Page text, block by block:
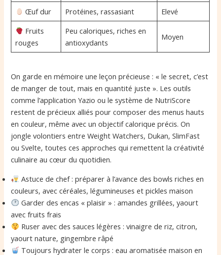
Œuf dur Protéines, rassasiant
Elevé
Fruits
rouges
Peu caloriques, riches en
antioxydants
Moyen
On garde en mémoire une leçon précieuse : « le secret, c’est
de manger de tout, mais en quantité juste ». Les outils
comme l’application Yazio ou le système de NutriScore
restent de précieux alliés pour composer des menus hauts
en couleur, même avec un objectif calorique précis. On
jongle volontiers entre Weight Watchers, Dukan, SlimFast
ou Svelte, toutes ces approches qui remettent la créativité
culinaire au cœur du quotidien.
Astuce de chef : préparer à l’avance des bowls riches en
couleurs, avec céréales, légumineuses et pickles maison
Garder des encas « plaisir » : amandes grillées, yaourt
avec fruits frais
Ruser avec des sauces légères : vinaigre de riz, citron,
yaourt nature, gingembre râpé
Toujours hydrater le corps : eau aromatisée maison en